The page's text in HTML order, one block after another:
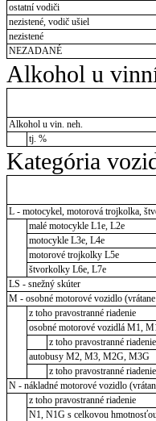
ostatní vodiči
nezistené, vodič ušiel
nezistené
NEZADANÉ
Alkohol u
Alkohol u vin. neh.
tj. %
Kategória
L - motocykel, motorová trojkolka,
malé motocykle L1e, L2e
motocykle L3e, L4e
motorové trojkolky L5e
štvorkolky L6e, L7e
LS - snežný skúter
M - osobné motorové vozidlo
z toho pravostranné riadenie
osobné motorové vozidlá M1,
z toho pravostranné riadenie
autobusy M2, M3, M2G, M3G
z toho pravostranné riadenie
N - nákladné motorové vozidlo
z toho pravostranné riadenie
N1, N1G s celkovou